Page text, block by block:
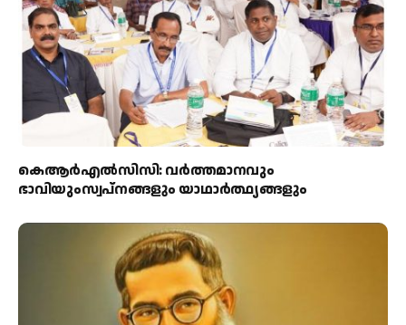
കെആര്‍എല്‍സിസി: വര്‍ത്തമാനവും
ഭാവിയുംസ്വപ്നങ്ങളും യാഥാര്‍ത്ഥ്യങ്ങളും